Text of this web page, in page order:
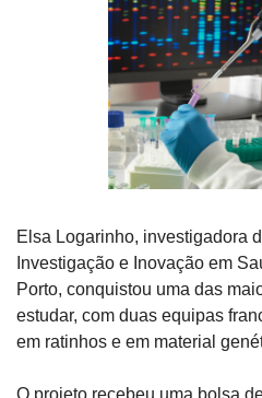
Elsa Logarinho, investigadora
Investigação e Inovação em
Porto, conquistou uma das
estudar, com duas equipas
em ratinhos e em material
O projeto recebeu uma bolsa